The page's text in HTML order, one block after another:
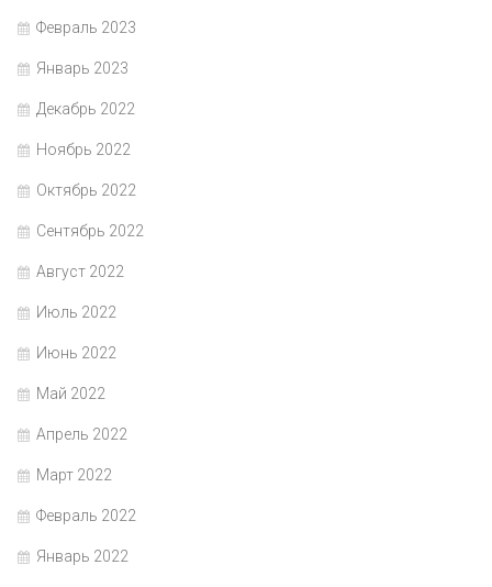
Февраль 2023
Январь 2023
Декабрь 2022
Ноябрь 2022
Октябрь 2022
Сентябрь 2022
Август 2022
Июль 2022
Июнь 2022
Май 2022
Апрель 2022
Март 2022
Февраль 2022
Январь 2022